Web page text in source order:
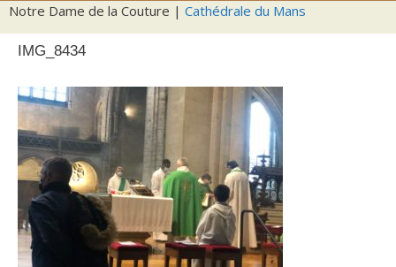
Notre Dame de la Couture | Cathédrale du Mans
IMG_8434